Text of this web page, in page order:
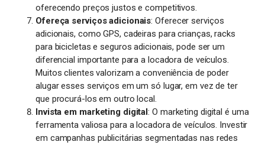
oferecendo preços justos e competitivos.
Ofereça serviços adicionais: Oferecer serviços
adicionais, como GPS, cadeiras para crianças, racks
para bicicletas e seguros adicionais, pode ser um
diferencial importante para a locadora de veículos.
Muitos clientes valorizam a conveniência de poder
alugar esses serviços em um só lugar, em vez de ter
que procurá-los em outro local.
Invista em marketing digital: O marketing digital é uma
ferramenta valiosa para a locadora de veículos. Investir
em campanhas publicitárias segmentadas nas redes